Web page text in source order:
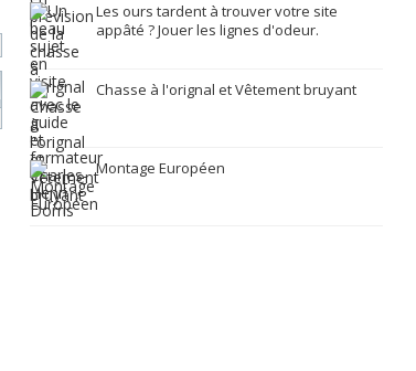
Les ours tardent à trouver votre site
appâté ? Jouer les lignes d'odeur.
Chasse à l'orignal et Vêtement bruyant
Montage Européen